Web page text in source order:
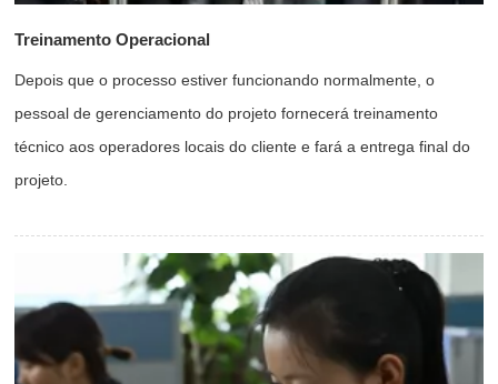
Treinamento Operacional
Depois que o processo estiver funcionando normalmente, o
pessoal de gerenciamento do projeto fornecerá treinamento
técnico aos operadores locais do cliente e fará a entrega final do
projeto.